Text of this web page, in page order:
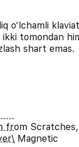
o‘lchamli
ikki tomondan
shart emas.
from Scratches,
Magnetic